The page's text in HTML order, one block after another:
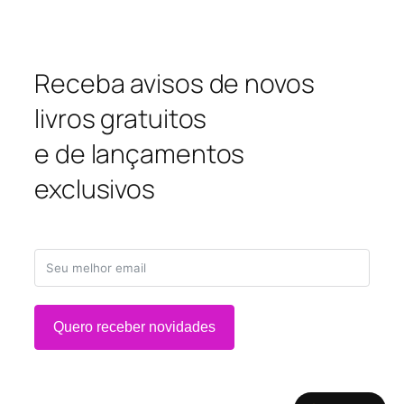
Receba avisos de novos
livros gratuitos
e de lançamentos
exclusivos
Quero receber novidades